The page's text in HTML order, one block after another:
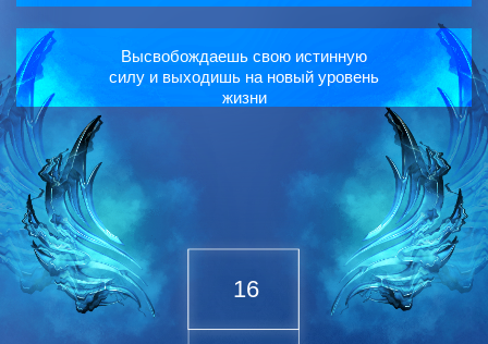
Высвобождаешь свою истинную
силу и выходишь на новый уровень
жизни
16